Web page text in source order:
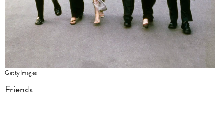
GettyImages
Friends